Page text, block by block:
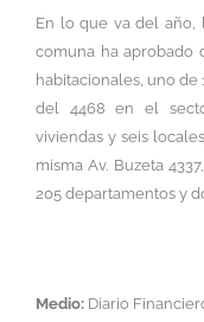
En lo que va del año,
comuna ha aprobado
habitacionales, uno de
del 4468 en el
viviendas y seis
misma Av. Buzeta
205 departamentos y
Medio: Diario